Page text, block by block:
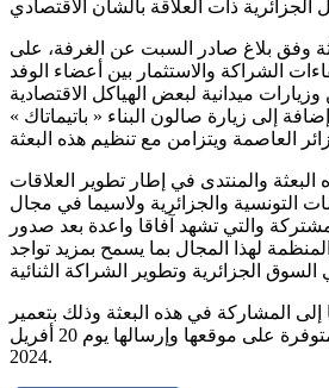
وفق بلاغ صادر السبت عن الغرفة، على
الشراكة والاستثمار بين أعضاء الوفد
وزيارات ميدانية لبعض الهياكل الاقتصادية
إلى زيارة صالون البناء « باتيماتاك »
البعثة والمنتدى في إطار تطوير العلاقات
التونسية والجزائرية ولاسيما في مجال
والتي تشهد آفاقا واعدة بعد صدور
لهذا المجال بما يسمح بمزيد تواجد
المشاركة في هذه البعثة وذلك بتعمير
استمارة المشاركة المتوفرة على موقعها وإرسالها يوم 20 أفريل
2024.